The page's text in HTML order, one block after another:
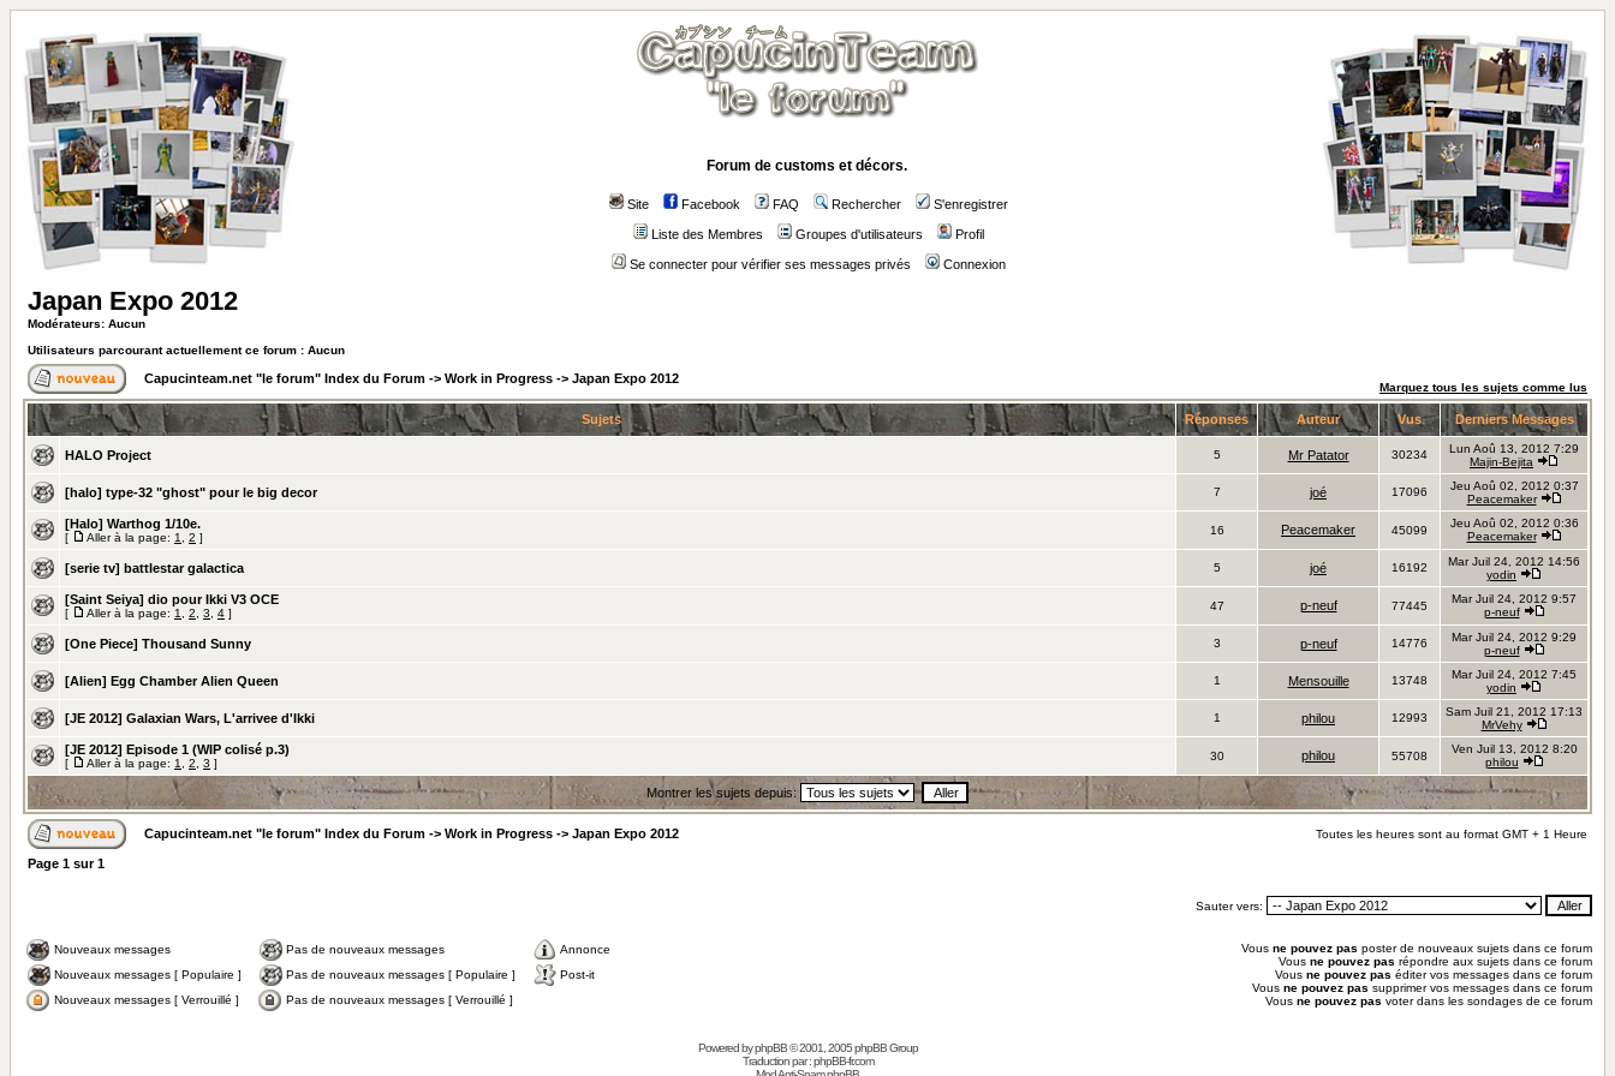
Forum de customs et décors.
Site Facebook FAQ Rechercher S'enregistrer
Liste des Membres Groupes d'utilisateurs Profil
Se connecter pour vérifier ses messages privés Connexion
Japan Expo 2012
Modérateurs: Aucun
Utilisateurs parcourant actuellement ce forum : Aucun
Capucinteam.net "le forum" Index du Forum -> Work in Progress -> Japan Expo 2012
Marquez tous les sujets comme lus
Sujets Réponses Auteur Vus Derniers Messages
HALO Project 5 Mr Patator 30234
Lun Aoû 13, 2012 7:29
Majin-Bejita
[halo] type-32 "ghost" pour le big decor 7 joé 17096
Jeu Aoû 02, 2012 0:37
Peacemaker
[Halo] Warthog 1/10e.
[ Aller à la page: 1 2 ]
16 Peacemaker 45099
Jeu Aoû 02, 2012 0:36
Peacemaker
[serie tv] battlestar galactica 5 joé 16192
Mar Juil 24, 2012 14:56
yodin
[Saint Seiya] dio pour Ikki V3 OCE
[ Aller à la page: 1 2 3 4 ]
47 p-neuf 77445
Mar Juil 24, 2012 9:57
p-neuf
[One Piece] Thousand Sunny 3 p-neuf 14776
Mar Juil 24, 2012 9:29
p-neuf
[Alien] Egg Chamber Alien Queen 1 Mensouille 13748
Mar Juil 24, 2012 7:45
yodin
[JE 2012] Galaxian Wars, L'arrivee d'Ikki 1 philou 12993
Sam Juil 21, 2012 17:13
MrVehy
[JE 2012] Episode 1 (WIP colisé p.3)
[ Aller à la page: 1 2 3 ]
30 philou 55708
Ven Juil 13, 2012 8:20
philou
Montrer les sujets depuis:
Capucinteam.net "le forum" Index du Forum -> Work in Progress -> Japan Expo 2012 Toutes les heures sont au format GMT + 1 Heure
Page 1 sur1
Sauter vers:
Nouveaux messages Pas de nouveaux messages
Annonce
Nouveaux messages [ Populaire ]
Pas de nouveaux messages [ Populaire ]
Post-it
Nouveaux messages [ Verrouillé ]
Pas de nouveaux messages [ Verrouillé ]
Vous ne pouvez pas poster de nouveaux sujets dans ce forum
Vous ne pouvez pas répondre aux sujets dans ce forum
Vous ne pouvez pas éditer vos messages dans ce forum
Vous ne pouvez pas supprimer vos messages dans ce forum
Vous ne pouvez pas voter dans les sondages de ce forum
Powered byphpBB© 2001, 2005 phpBB Group
Traduction par :phpBB-fr.com